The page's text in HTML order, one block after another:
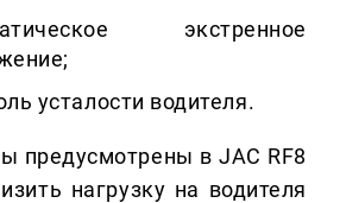
экстренное
усталости водителя.
предусмотрены в JAC RF8
нагрузку на водителя